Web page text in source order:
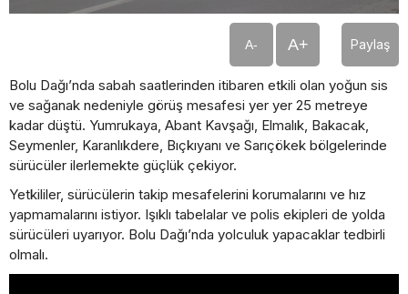
A- A+ Paylaş
Bolu Dağı’nda sabah saatlerinden itibaren etkili olan yoğun sis
ve sağanak nedeniyle görüş mesafesi yer yer 25 metreye
kadar düştü. Yumrukaya, Abant Kavşağı, Elmalık, Bakacak,
Seymenler, Karanlıkdere, Bıçkıyanı ve Sarıçökek bölgelerinde
sürücüler ilerlemekte güçlük çekiyor.
Yetkililer, sürücülerin takip mesafelerini korumalarını ve hız
yapmamalarını istiyor. Işıklı tabelalar ve polis ekipleri de yolda
sürücüleri uyarıyor. Bolu Dağı’nda yolculuk yapacaklar tedbirli
olmalı.